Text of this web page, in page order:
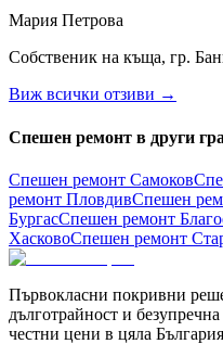
Мария Петрова
Собственик на къща, гр.
Виж всички отзиви →
Спешен ремонт в други
Спешен ремонт Самоков
ремонт ПловдивСпешен
БургасСпешен ремонт
ХасковоСпешен ремонт
Първокласни покривни
дълготрайност и
честни цени в цяла